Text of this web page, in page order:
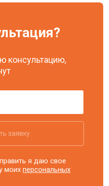
консультацию,
заявку
я даю свое
моихперсональных